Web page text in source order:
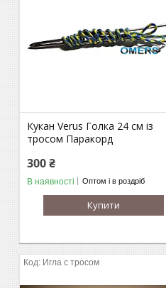
Кукан Verus Голка 24 см із
тросом Паракорд
300 ₴
В наявності Оптом і в роздріб
Купити
Игла с тросом